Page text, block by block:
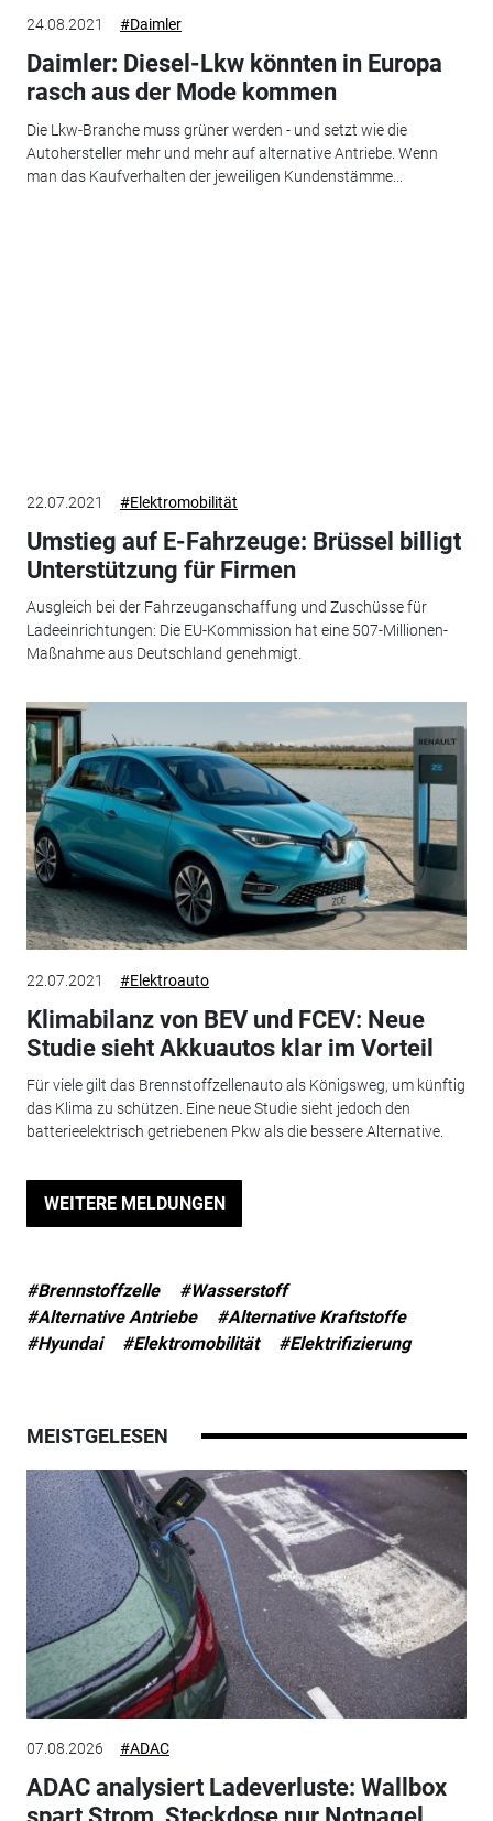
24.08.2021 #Daimler
Daimler: Diesel-Lkw könnten in Europa
rasch aus der Mode kommen
Die Lkw-Branche muss grüner werden - und setzt wie die
Autohersteller mehr und mehr auf alternative Antriebe. Wenn
man das Kaufverhalten der jeweiligen Kundenstämme...
22.07.2021 #Elektromobilität
Umstieg auf E-Fahrzeuge: Brüssel billigt
Unterstützung für Firmen
Ausgleich bei der Fahrzeuganschaffung und Zuschüsse für
Ladeeinrichtungen: Die EU-Kommission hat eine 507-Millionen-
Maßnahme aus Deutschland genehmigt.
22.07.2021 #Elektroauto
Klimabilanz von BEV und FCEV: Neue
Studie sieht Akkuautos klar im Vorteil
Für viele gilt das Brennstoffzellenauto als Königsweg, um künftig
das Klima zu schützen. Eine neue Studie sieht jedoch den
batterieelektrisch getriebenen Pkw als die bessere Alternative.
WEITERE MELDUNGEN
#Brennstoffzelle
#Wasserstoff
#Alternative Antriebe
#Alternative Kraftstoffe
#Hyundai
#Elektromobilität #Elektrifizierung
MEISTGELESEN
07.08.2026 #ADAC
ADAC analysiert Ladeverluste: Wallbox